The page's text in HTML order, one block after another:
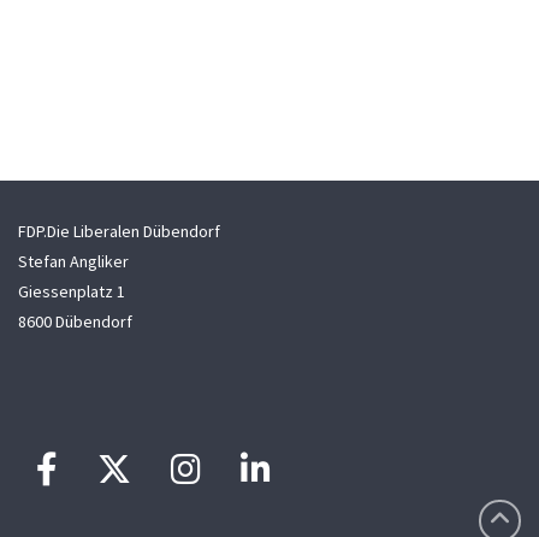
FDP.Die Liberalen Dübendorf
Stefan Angliker
Giessenplatz 1
8600 Dübendorf